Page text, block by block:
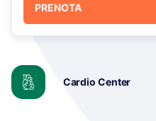
PRENOTA
Cardio Center